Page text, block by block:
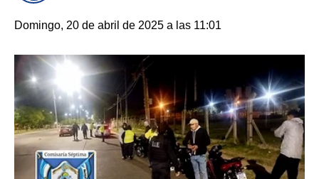
Domingo, 20 de abril de 2025 a las 11:01